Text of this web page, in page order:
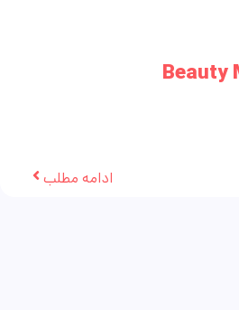
Beauty
ادامه مطلب